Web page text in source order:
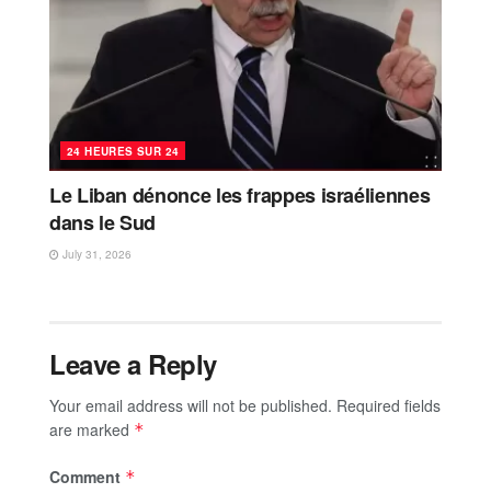
24 HEURES SUR 24
Le Liban dénonce les frappes israéliennes
dans le Sud
July 31, 2026
Leave a Reply
Your email address will not be published. Required fields
are marked *
Comment *